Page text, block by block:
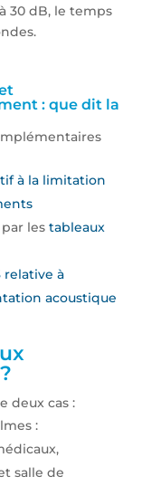
30 dB, le temps
: que dit la
à la limitation
les tableaux
relative à
acoustique
deux cas :
:
salle de